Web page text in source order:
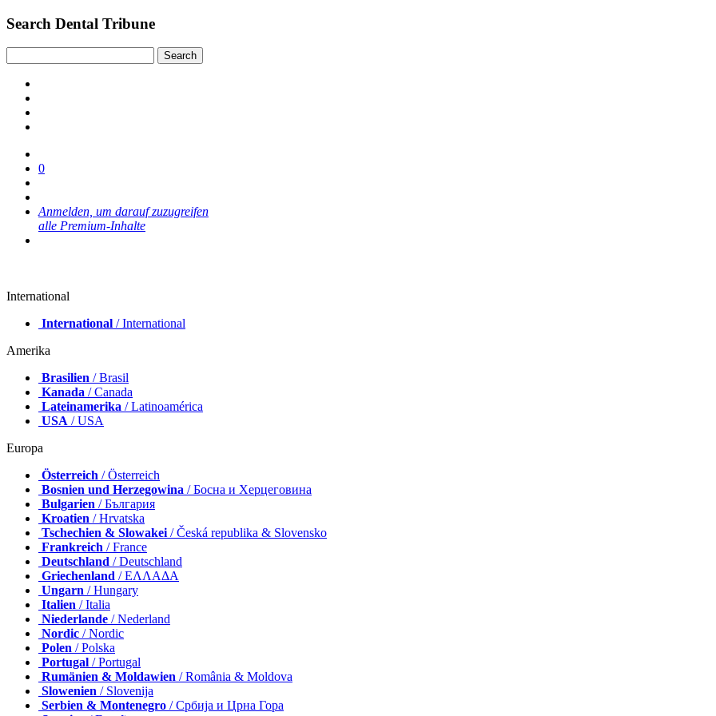
Search Dental Tribune
0
Anmelden, um darauf zuzugreifen
alle Premium-Inhalte
International
International / International
Amerika
Brasilien / Brasil
Kanada / Canada
Lateinamerika / Latinoamérica
USA / USA
Europa
Österreich / Österreich
Bosnien und Herzegowina / Босна и Херцеговина
Bulgarien / България
Kroatien / Hrvatska
Tschechien & Slowakei/ Česká republika & Slovensko
Frankreich / France
Deutschland / Deutschland
Griechenland / ΕΛΛΑΔΑ
Ungarn / Hungary
Italien / Italia
Niederlande / Nederland
Nordic / Nordic
Polen / Polska
Portugal / Portugal
Rumänien & Moldawien / România & Moldova
Slowenien / Slovenija
Serbien & Montenegro / Србија и Црна Гора